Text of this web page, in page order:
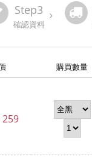
Step3
確認資料
購買數量
259